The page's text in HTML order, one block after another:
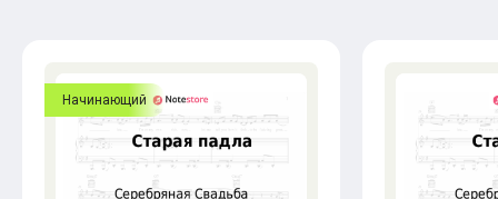
Начинающий